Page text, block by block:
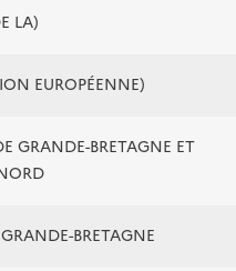
LA)
EUROPÉENNE)
GRANDE-BRETAGNE ET
BRETAGNE